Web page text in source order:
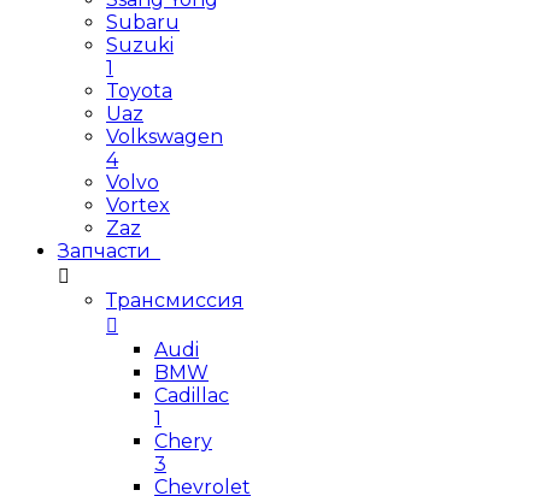
Subaru
Suzuki
1
Toyota
Uaz
Volkswagen
4
Volvo
Vortex
Zaz
Запчасти
Трансмиссия
Audi
BMW
Cadillac
1
Chery
3
Chevrolet